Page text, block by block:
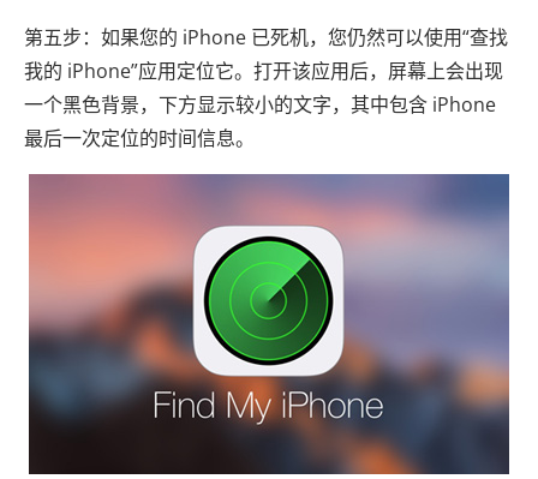
第五步：如果您的 iPhone 已死机，您仍然可以使用“查找
我的 iPhone”应用定位它。打开该应用后，屏幕上会出现
一个黑色背景，下方显示较小的文字，其中包含 iPhone
最后一次定位的时间信息。